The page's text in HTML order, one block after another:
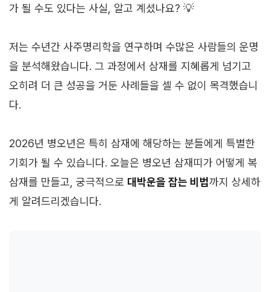
가 될 수도 있다는 사실, 알고 계셨나요? 💡
저는 수년간 사주명리학을 연구하며 수많은 사람들의 운명
을 분석해왔습니다. 그 과정에서 삼재를 지혜롭게 넘기고
오히려 더 큰 성공을 거둔 사례들을 셀 수 없이 목격했습니
다.
2026년 병오년은 특히 삼재에 해당하는 분들에게 특별한
기회가 될 수 있습니다. 오늘은 병오년 삼재띠가 어떻게 복
삼재를 만들고, 궁극적으로 대박운을 잡는 비법까지 상세하
게 알려드리겠습니다.